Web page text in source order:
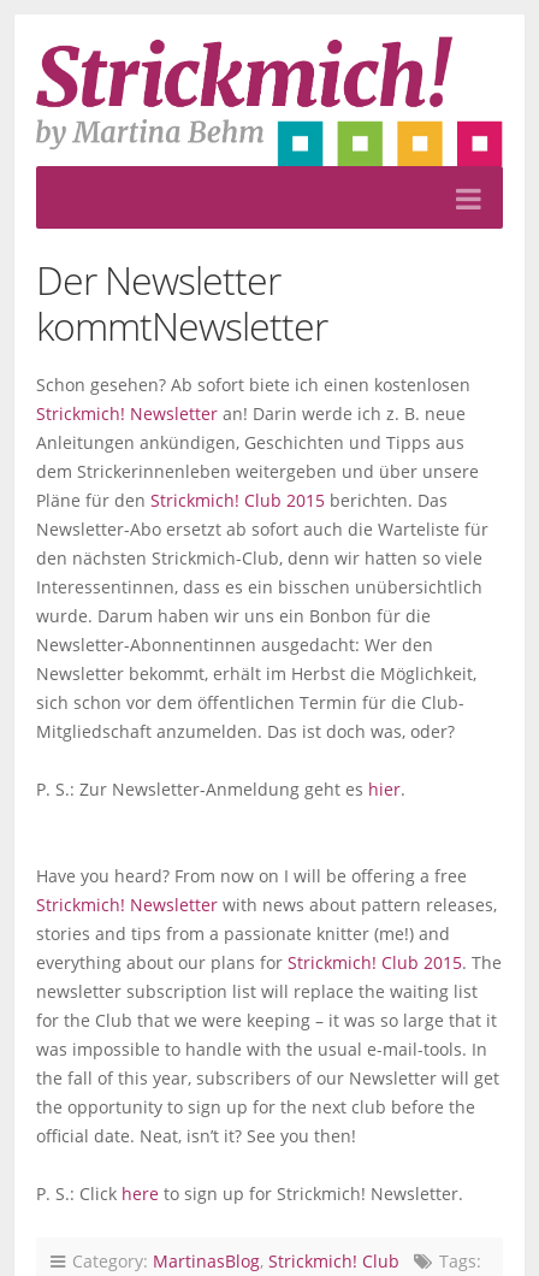
Der Newsletter
kommtNewsletter
Schon gesehen? Ab sofort biete ich einen kostenlosen
Strickmich! Newsletter an! Darin werde ich z. B. neue
Anleitungen ankündigen, Geschichten und Tipps aus
dem Strickerinnenleben weitergeben und über unsere
Pläne für den Strickmich! Club 2015 berichten. Das
Newsletter-Abo ersetzt ab sofort auch die Warteliste für
den nächsten Strickmich-Club, denn wir hatten so viele
Interessentinnen, dass es ein bisschen unübersichtlich
wurde. Darum haben wir uns ein Bonbon für die
Newsletter-Abonnentinnen ausgedacht: Wer den
Newsletter bekommt, erhält im Herbst die Möglichkeit,
sich schon vor dem öffentlichen Termin für die Club-
Mitgliedschaft anzumelden. Das ist doch was, oder?
P. S.: Zur Newsletter-Anmeldung geht es hier.
Have you heard? From now on I will be offering a free
Strickmich! Newsletter with news about pattern releases,
stories and tips from a passionate knitter (me!) and
everything about our plans for Strickmich! Club 2015. The
newsletter subscription list will replace the waiting list
for the Club that we were keeping – it was so large that it
was impossible to handle with the usual e-mail-tools. In
the fall of this year, subscribers of our Newsletter will get
the opportunity to sign up for the next club before the
official date. Neat, isn’t it? See you then!
P. S.: Click here to sign up for Strickmich! Newsletter.
Category: MartinasBlog, Strickmich! Club
Tags: